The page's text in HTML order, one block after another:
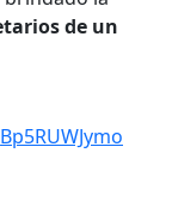
de un